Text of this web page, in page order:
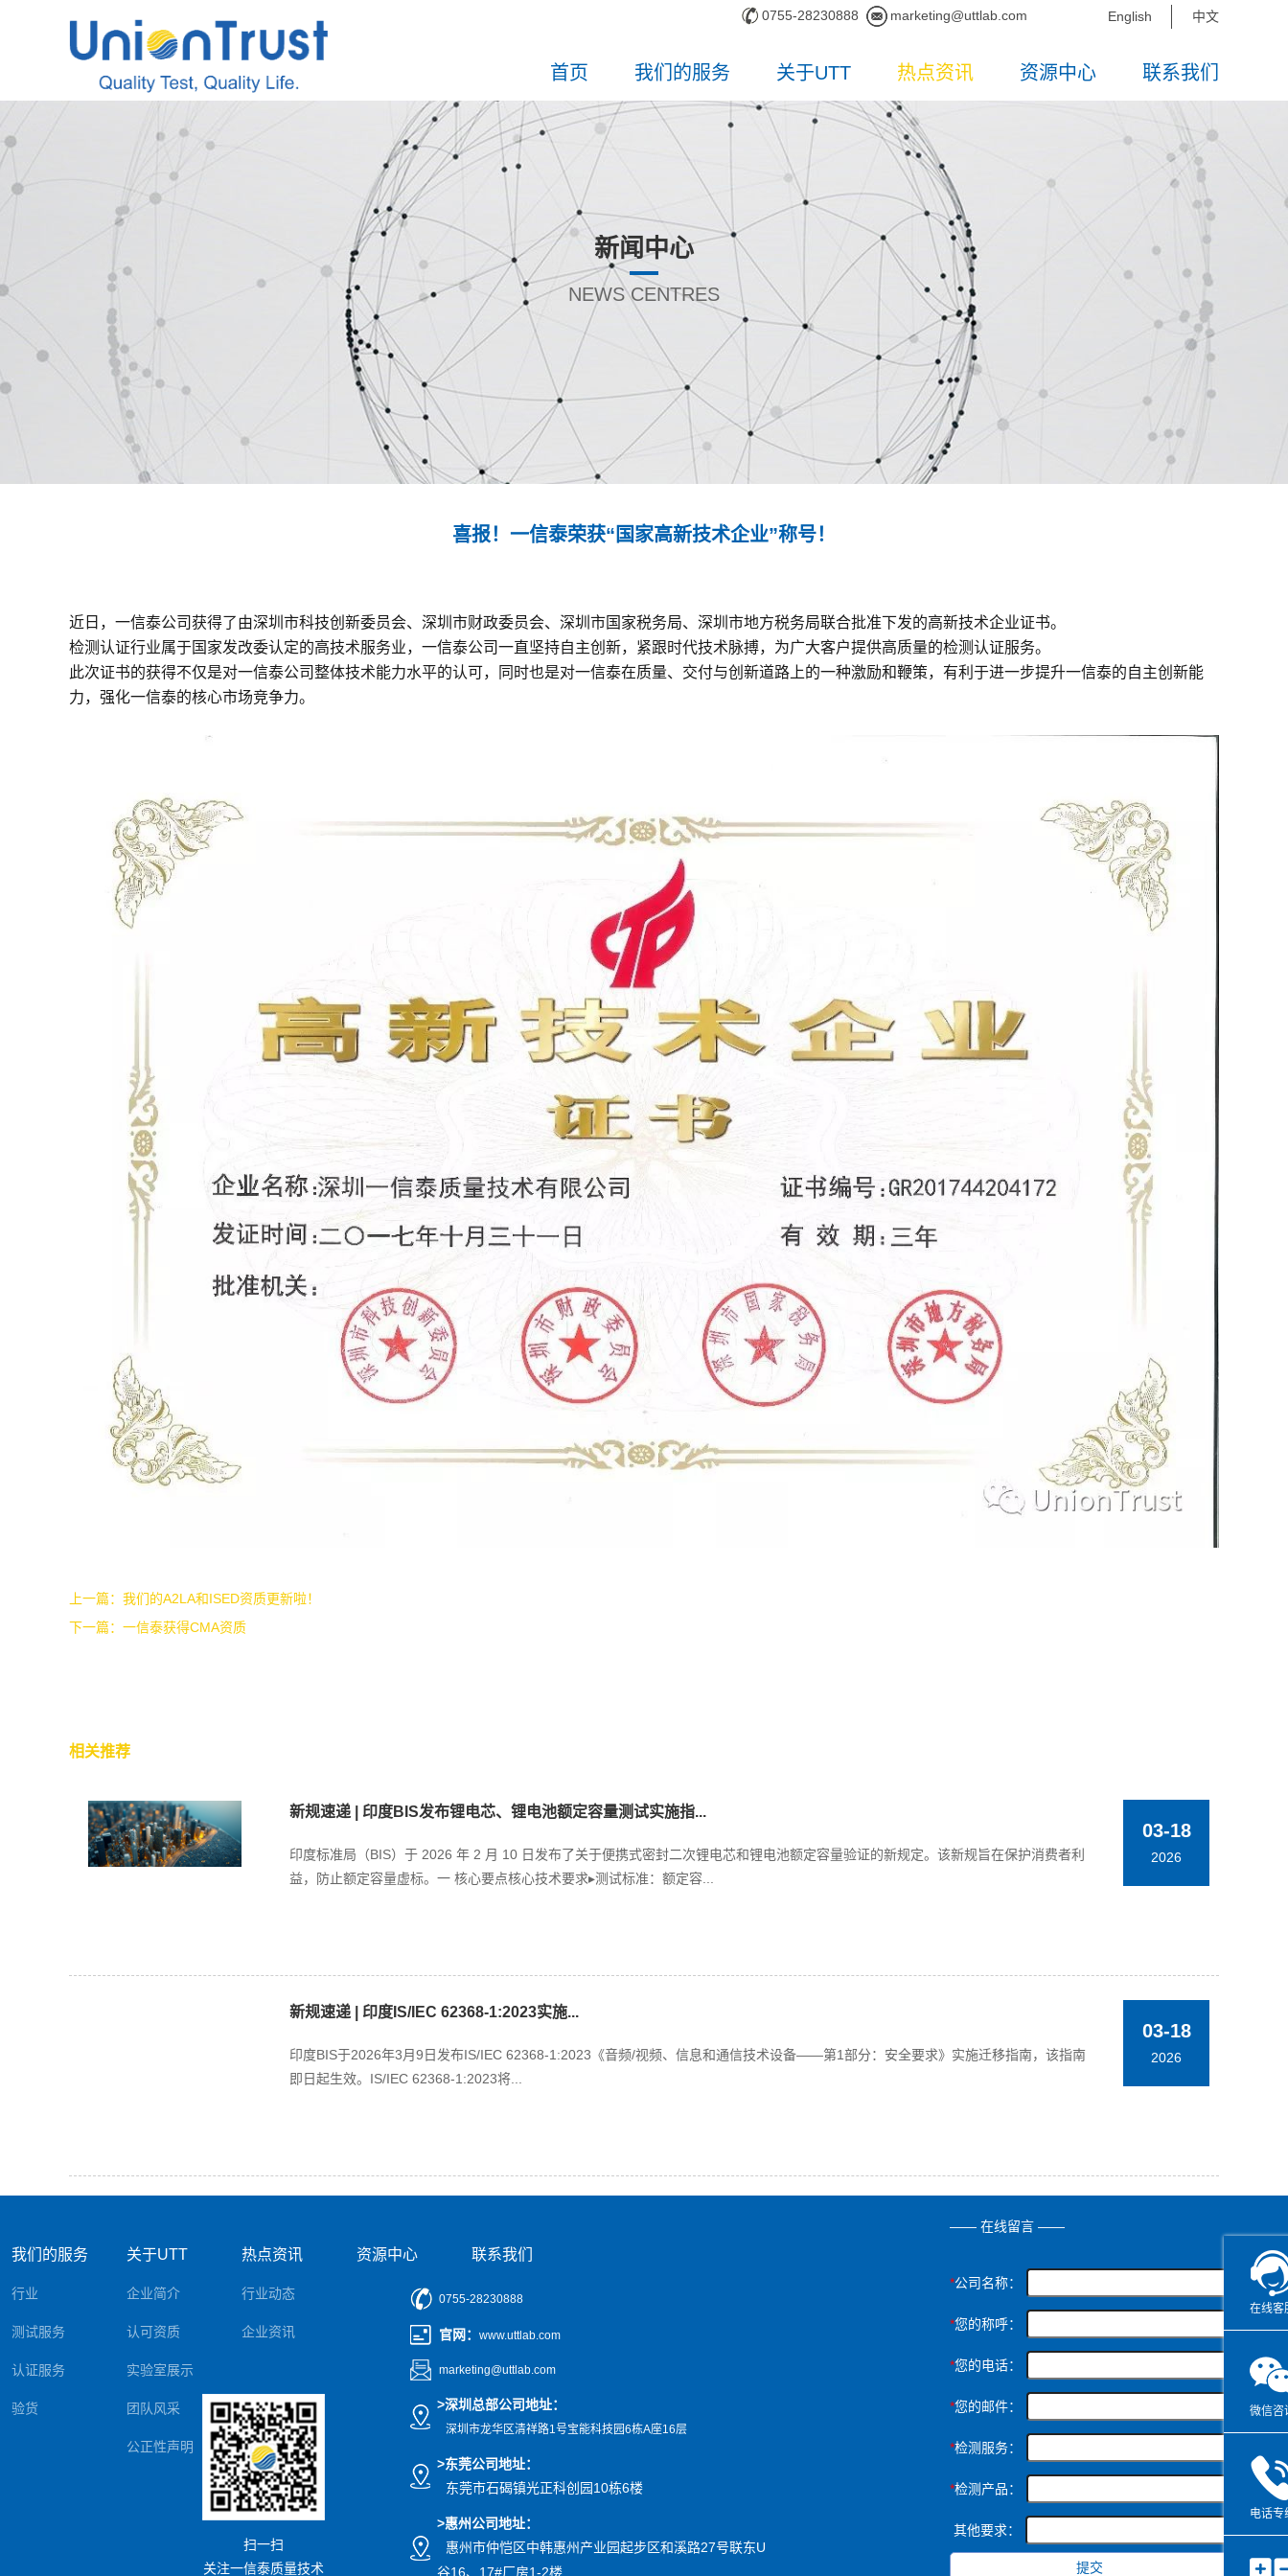
0755-28230888 marketing@uttlab.com English 中文
首页 我们的服务 关于UTT 热点资讯 资源中心 联系我们
新闻中心
NEWS CENTRES
喜报！一信泰荣获“国家高新技术企业”称号！
近日，一信泰公司获得了由深圳市科技创新委员会、深圳市财政委员会、深圳市国家税务局、深圳市地方税务局联合批准下发的高新技术企业证书。
检测认证行业属于国家发改委认定的高技术服务业，一信泰公司一直坚持自主创新，紧跟时代技术脉搏，为广大客户提供高质量的检测认证服务。
此次证书的获得不仅是对一信泰公司整体技术能力水平的认可，同时也是对一信泰在质量、交付与创新道路上的一种激励和鞭策，有利于进一步提升一信泰的自主创新能
力，强化一信泰的核心市场竞争力。
上一篇： 我们的A2LA和ISED资质更新啦！
下一篇： 一信泰获得CMA资质
相关推荐
新规速递 | 印度BIS发布锂电芯、锂电池额定容量测试实施指...
印度标准局（BIS）于 2026 年 2 月 10 日发布了关于便携式密封二次锂电芯和锂电池额定容量验证的新规定。该新规旨在保护消费者利
益，防止额定容量虚标。一 核心要点核心技术要求▸测试标准：额定容...
03-18
2026
新规速递 | 印度IS/IEC 62368-1:2023实施...
印度BIS于2026年3月9日发布IS/IEC 62368-1:2023《音频/视频、信息和通信技术设备——第1部分：安全要求》实施迁移指南，该指南
即日起生效。IS/IEC 62368-1:2023将...
03-18
2026
我们的服务
行业
测试服务
认证服务
验货
关于UTT
企业简介
认可资质
实验室展示
团队风采
公正性声明
热点资讯
行业动态
企业资讯
资源中心 联系我们
0755-28230888
官网 ： www.uttlab.com
marketing@uttlab.com
>深圳总部公司地址：
深圳市龙华区清祥路1号宝能科技园6栋A座16层
>东莞公司地址：
东莞市石碣镇光正科创园10栋6楼
>惠州公司地址：
惠州市仲恺区中韩惠州产业园起步区和溪路27号联东U
谷16、17#厂房1-2楼
扫一扫
关注一信泰质量技术
—— 在线留言 ——
*公司名称：
*您的称呼：
*您的电话：
*您的邮件：
*检测服务：
*检测产品：
其他要求：
在线客
微信咨
电话专